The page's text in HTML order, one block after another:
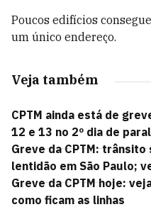
Poucos edifícios
um único endereço.
Veja também
CPTM ainda está de
12 e 13 no 2º dia de
Greve da CPTM:
lentidão em São Paulo;
Greve da CPTM hoje:
como ficam as linhas